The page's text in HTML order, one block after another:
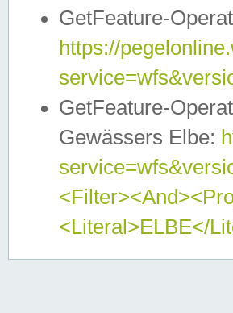
GetFeature-
https://
GetFeature-
Gewässers Elbe:
<Literal>ELBE</